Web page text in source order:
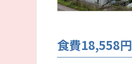
食費18,558円